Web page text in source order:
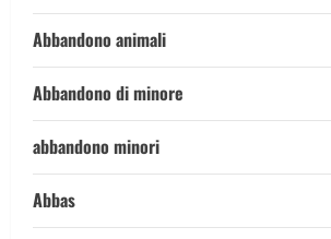
Abbandono animali
Abbandono di minore
abbandono minori
Abbas